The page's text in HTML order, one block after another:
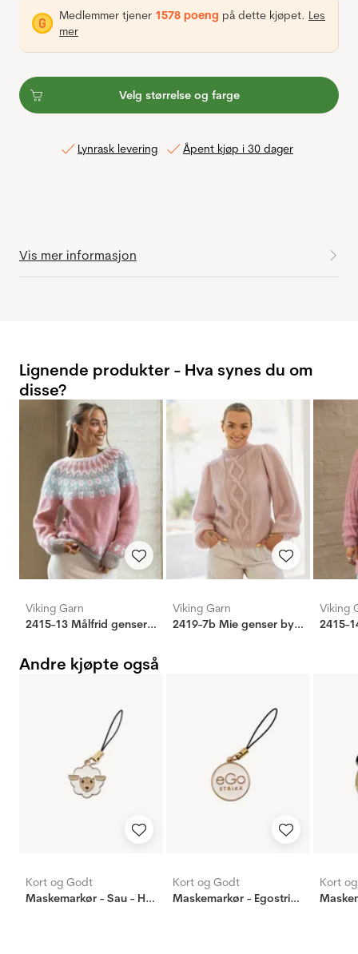
Medlemmer tjener 1578 poeng på dette kjøpet. Les
mer
Velg størrelse og farge
Lynrask levering Åpent kjøp i 30 dager
Vis mer informasjon
Lignende produkter - Hva synes du om
disse?
Viking Garn
2415-13 Målfrid genser by Mie Cappelen
Viking Garn
2419-7b Mie genser by Mie Cappelen
Viking
Andre kjøpte også
Kort og Godt
Maskemarkør - Sau - Hvit
Kort og Godt
Maskemarkør - Egostrikk - hvit/gull
Kort